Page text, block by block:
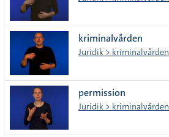
kriminalvården
Juridik > kriminalvården
permission
Juridik > kriminalvården